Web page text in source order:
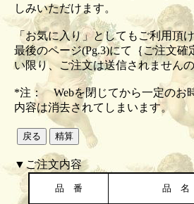
しみいただけます。
「お気に入り」としてもご利用頂
最後のページ(Pg.3)にて｛ご注文確
い限り、ご注文は送信されません
*注： Webを閉じてから一定のお
内容は消去されてしまいます。
▼ご注文内容
品 番 品 名